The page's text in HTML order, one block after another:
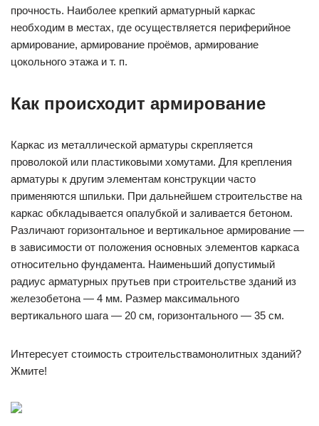
прочность. Наиболее крепкий арматурный каркас
необходим в местах, где осуществляется периферийное
армирование, армирование проёмов, армирование
цокольного этажа и т. п.
Как происходит армирование
Каркас из металлической арматуры скрепляется
проволокой или пластиковыми хомутами. Для крепления
арматуры к другим элементам конструкции часто
применяются шпильки. При дальнейшем строительстве на
каркас обкладывается опалубкой и заливается бетоном.
Различают горизонтальное и вертикальное армирование —
в зависимости от положения основных элементов каркаса
относительно фундамента. Наименьший допустимый
радиус арматурных прутьев при строительстве зданий из
железобетона — 4 мм. Размер максимального
вертикального шага — 20 см, горизонтального — 35 см.
Интересует стоимость строительствамонолитных зданий?
Жмите!